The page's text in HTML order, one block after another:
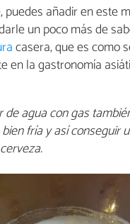
puedes añadir en este
un poco más de
casera, que es como
en la gastronomía
agua con gas
fría y así conseguir